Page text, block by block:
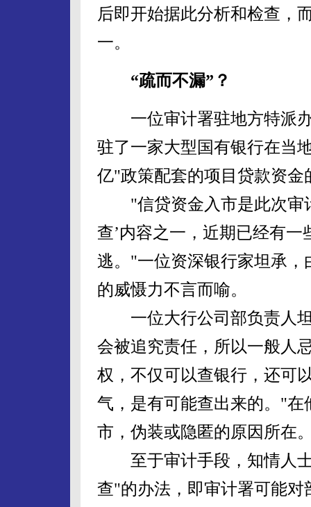
后即开始据此分析和检查，
一。
“疏而不漏”？
一位审计署驻地方特派办
驻了一家大型国有银行在当
亿"政策配套的项目贷款资金
"信贷资金入市是此次审
查’内容之一，近期已经有
逃。"一位资深银行家坦承
的威慑力不言而喻。
一位大行公司部负责人坦
会被追究责任，所以一般人
权，不仅可以查银行，还可
气，是有可能查出来的。"
市，伪装或隐匿的原因所在
至于审计手段，知情人士
查"的办法，即审计署可能